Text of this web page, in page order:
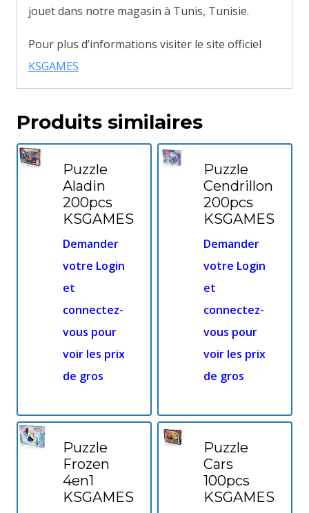
jouet dans notre magasin à Tunis, Tunisie.
Pour plus d’informations visiter le site officiel
KSGAMES
Produits similaires
Puzzle
Aladin
200pcs
KSGAMES
Demander
votre Login
et
connectez-
vous pour
voir les prix
de gros
Puzzle
Cendrillon
200pcs
KSGAMES
Demander
votre Login
et
connectez-
vous pour
voir les prix
de gros
Puzzle
Frozen
4en1
KSGAMES
Puzzle
Cars
100pcs
KSGAMES